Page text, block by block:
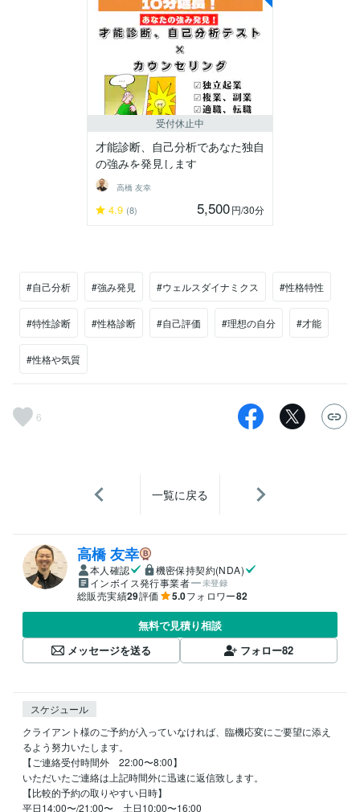
受付休止中
才能診断、自己分析であなた独自
の強みを発見します
高橋 友幸
4.9 (8) 5,500円/30分
#自己分析 #強み発見 #ウェルスダイナミクス #性格特性
#特性診断 #性格診断 #自己評価 #理想の自分 #才能
#性格や気質
6
一覧に戻る
高橋 友幸
本人確認
機密保持契約(NDA)
インボイス発行事業者
未登録
総販売実績29評価 5.0フォロワー82
無料で見積り相談
メッセージを送る
フォロー82
スケジュール
クライアント様のご予約が入っていなければ、臨機応変にご要望に添え
るよう努力いたします。
【ご連絡受付時間外　22:00〜8:00】
いただいたご連絡は上記時間外に迅速に返信致します。
【比較的予約の取りやすい日時】
平日14:00〜/21:00〜　土日10:00〜16:00